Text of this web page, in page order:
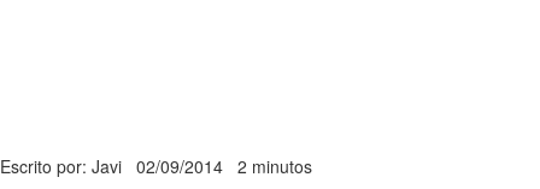
Escrito por: Javi 02/09/2014 2 minutos